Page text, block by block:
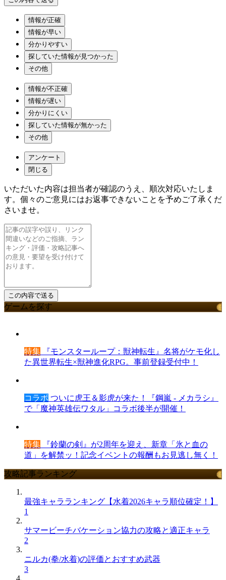
情報が正確
情報が早い
分かりやすい
探していた情報が見つかった
その他
情報が不正確
情報が遅い
分かりにくい
探していた情報が無かった
その他
アンケート
閉じる
いただいた内容は担当者が確認のうえ、順次対応いたしま
す。個々のご意見にはお返事できないことを予めご了承くだ
さいませ。
ゲームを探す
特集 『モンスターループ：獣神転生』名将がケモ化し
た異世界転生×獣神進化RPG。事前登録受付中！
コラボ ついに虎王＆影虎が来た！『鋼嵐 - メカラシ』
で「魔神英雄伝ワタル」コラボ後半が開催！
特集 『鈴蘭の剣』が2周年を迎え、新章「氷と血の
道」を解禁ッ！記念イベントの報酬もお見逃し無く！
攻略記事ランキング
最強キャラランキング【水着2026キャラ順位確定！】
1
サマービーチバケーション協力の攻略と適正キャラ
2
ニルカ(拳/水着)の評価とおすすめ武器
3